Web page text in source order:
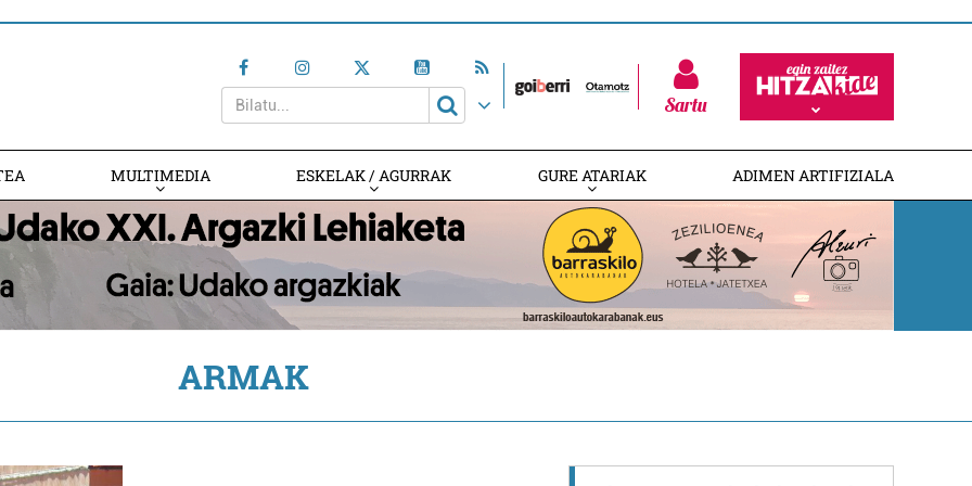
Sartu
MULTIMEDIA ESKELAK / AGURRAK GURE ATARIAK ADIMEN ARTIFIZIALA
ARMAK